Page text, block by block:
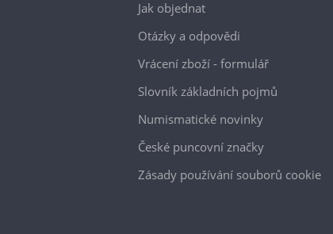
Jak objednat
Otázky a odpovědi
Vrácení zboží - formulář
Slovník základních pojmů
Numismatické novinky
České puncovní značky
Zásady používání souborů cookie